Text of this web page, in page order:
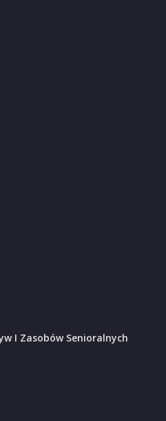
I Zasobów Senioralnych